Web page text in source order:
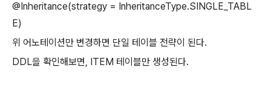
@Inheritance(strategy = InheritanceType.SINGLE_TABL
E)
위 어노테이션만 변경하면 단일 테이블 전략이 된다.
DDL을 확인해보면, ITEM 테이블만 생성된다.